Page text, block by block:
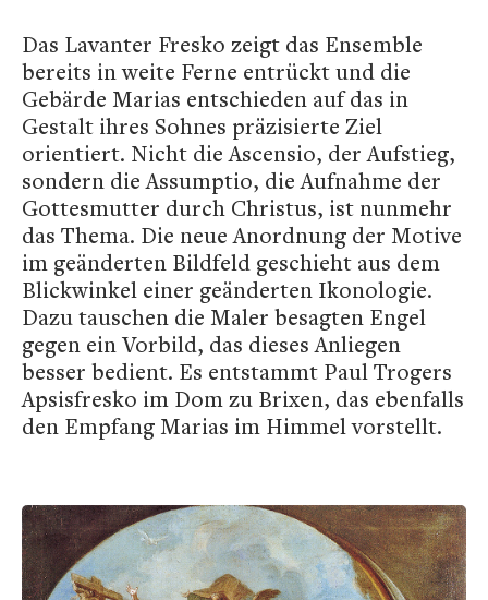
Das Lavanter Fresko zeigt das Ensemble
bereits in weite Ferne entrückt und die
Gebärde Marias entschieden auf das in
Gestalt ihres Sohnes präzisierte Ziel
orientiert. Nicht die Ascensio, der Aufstieg,
sondern die Assumptio, die Aufnahme der
Gottesmutter durch Christus, ist nunmehr
das Thema. Die neue Anordnung der Motive
im geänderten Bildfeld geschieht aus dem
Blickwinkel einer geänderten Ikonologie.
Dazu tauschen die Maler besagten Engel
gegen ein Vorbild, das dieses Anliegen
besser bedient. Es entstammt Paul Trogers
Apsisfresko im Dom zu Brixen, das ebenfalls
den Empfang Marias im Himmel vorstellt.